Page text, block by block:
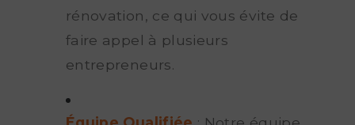
rénovation, ce qui vous évite de
faire appel à plusieurs
entrepreneurs.